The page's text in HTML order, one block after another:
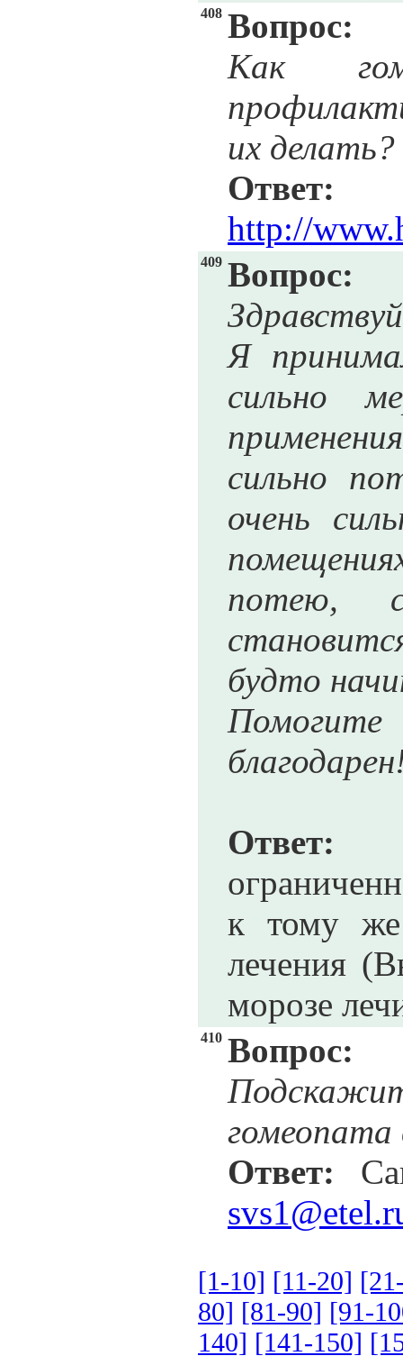
408 Вопрос:
Как
их делать?
Ответ:
http://
409 Вопрос:
Я
сильно
сильно
очень
потею,
будто
Ответ:
к тому же
лечения
морозе
410 Вопрос:
гомеопата
Ответ:
[1-10] [11-20]
80] [81-90] [91-
140] [141-150]